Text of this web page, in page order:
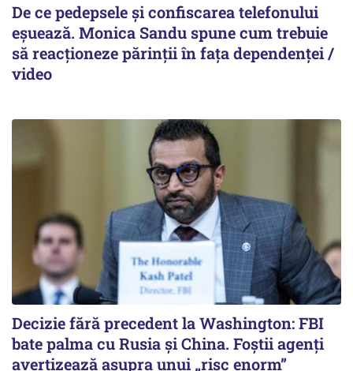
De ce pedepsele și confiscarea telefonului
eșuează. Monica Sandu spune cum trebuie
să reacționeze părinții în fața dependenței /
video
Decizie fără precedent la Washington: FBI
bate palma cu Rusia și China. Foștii agenți
avertizează asupra unui „risc enorm”